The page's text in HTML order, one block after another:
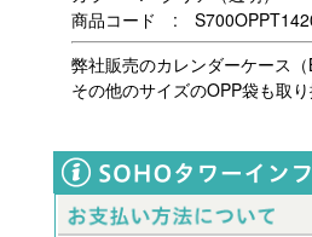
商品コード :
弊社販売のカレンダーケース
その他のサイズのOPP袋も取